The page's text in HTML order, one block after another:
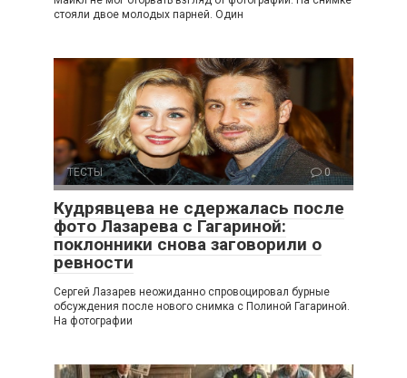
стояли двое молодых парней. Один
ТЕСТЫ 0
Кудрявцева не сдержалась после
фото Лазарева с Гагариной:
поклонники снова заговорили о
ревности
Сергей Лазарев неожиданно спровоцировал бурные
обсуждения после нового снимка с Полиной Гагариной.
На фотографии